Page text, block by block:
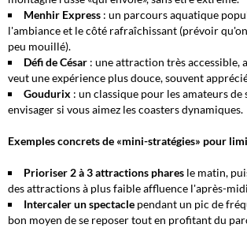
Menhir Express : un parcours aquatique
l'ambiance et le côté rafraîchissant (prévoir
peu mouillé).
Défi de César : une attraction très accessible,
veut une expérience plus douce, souvent
Goudurix : un classique pour les amateurs de
envisager si vous aimez les coasters dynamiques.
Exemples concrets de «mini-stratégies» pour
Prioriser 2 à 3 attractions phares le matin,
des attractions à plus faible affluence l'après-
Intercaler un spectacle pendant un pic de
bon moyen de se reposer tout en profitant du